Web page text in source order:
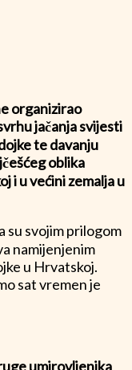
organizirao
jačanja svijesti
te davanju
oblika
i u većini zemalja u
su svojim prilogom
namijenjenim
u Hrvatskoj.
sat vremen je
umirovljenika